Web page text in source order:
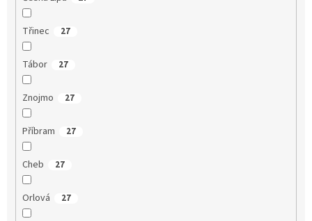
Třinec 27
Tábor 27
Znojmo 27
Příbram 27
Cheb 27
Orlová 27